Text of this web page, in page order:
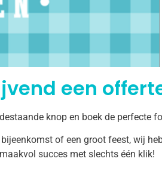
een
knop en boek de perfecte
of een groot feest, wij
succes met slechts één klik!